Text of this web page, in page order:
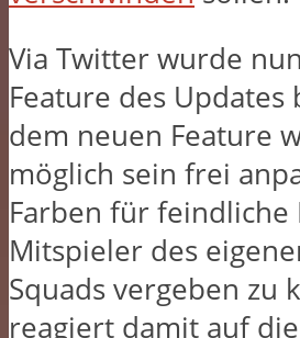
Via Twitter wurde
Feature des
dem neuen Feature
möglich sein frei
Farben für feindliche
Mitspieler des
Squads vergeben zu
reagiert damit auf